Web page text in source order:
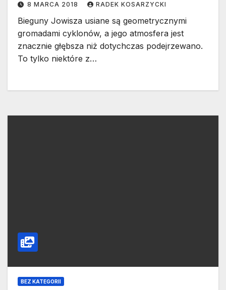
8 MARCA 2018 RADEK KOSARZYCKI
Bieguny Jowisza usiane są geometrycznymi
gromadami cyklonów, a jego atmosfera jest
znacznie głębsza niż dotychczas podejrzewano.
To tylko niektóre z…
BEZ KATEGORII